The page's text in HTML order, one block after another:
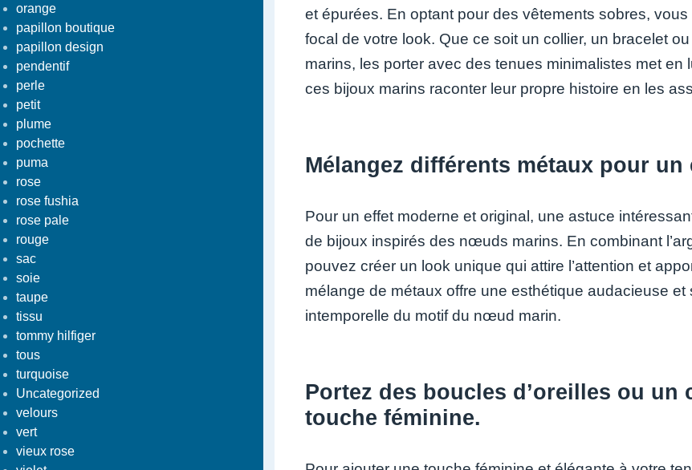
orange
papillon boutique
papillon design
pendentif
perle
petit
plume
pochette
puma
rose
rose fushia
rose pale
rouge
sac
soie
taupe
tissu
tommy hilfiger
tous
turquoise
Uncategorized
velours
vert
vieux rose
et épurées. En optant pour des vêtements sobres,
focal de votre look. Que ce soit un collier, un bracelet
marins, les porter avec des tenues minimalistes met
ces bijoux marins raconter leur propre histoire en les
Mélangez différents métaux pour
Pour un effet moderne et original, une astuce
de bijoux inspirés des nœuds marins. En combinant
pouvez créer un look unique qui attire l’attention et
mélange de métaux offre une esthétique audacieuse
intemporelle du motif du nœud marin.
Portez des boucles d’oreilles ou
touche féminine.